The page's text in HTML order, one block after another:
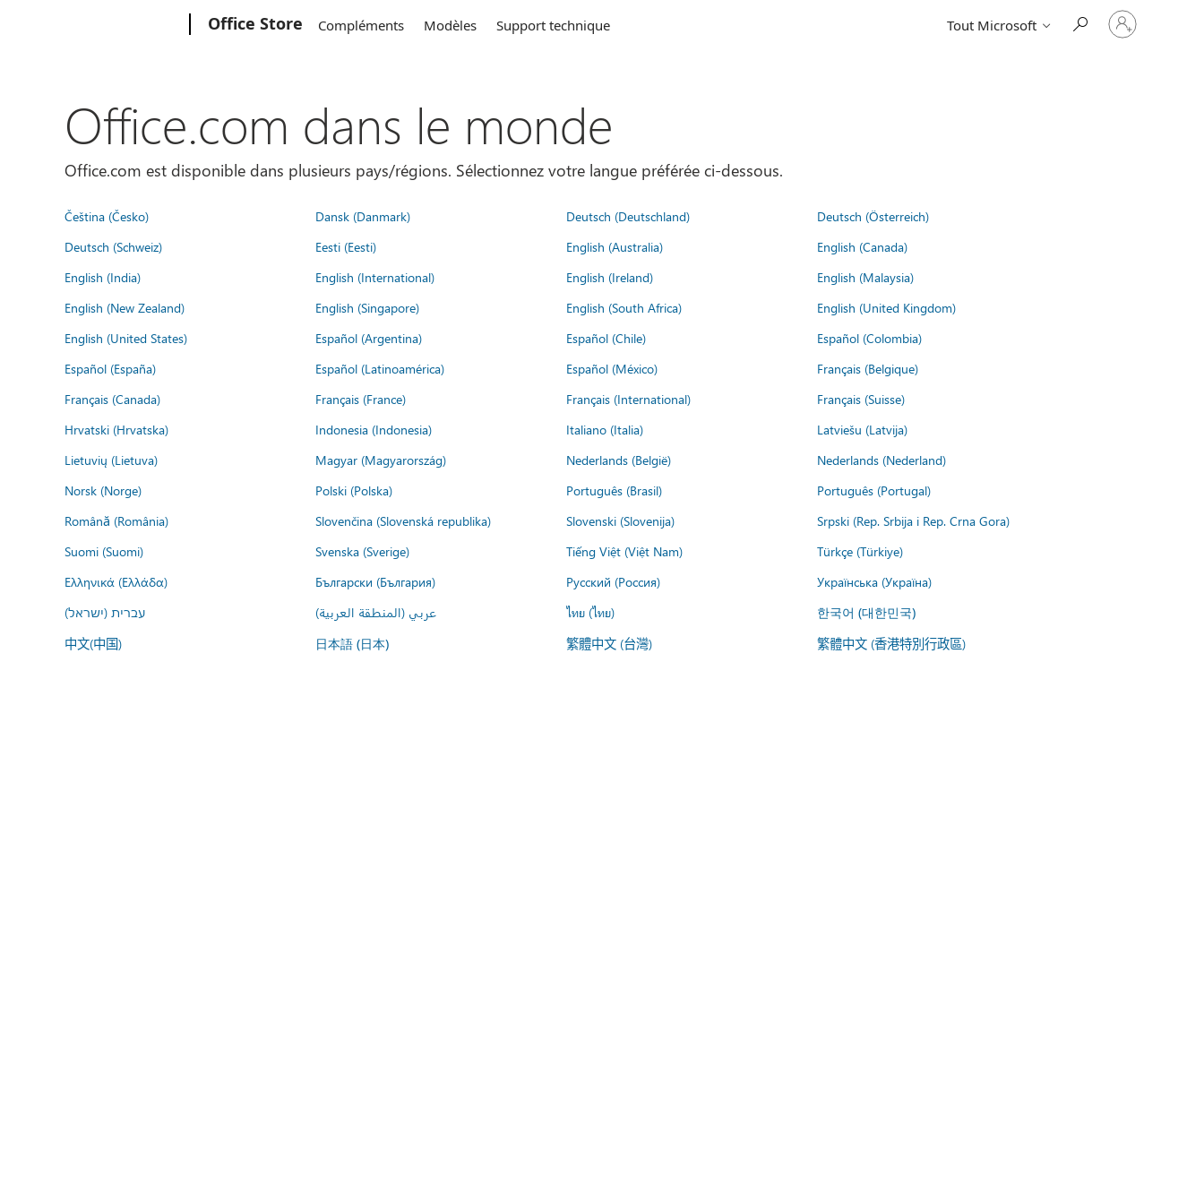
Office Store Compléments Modèles Support technique Tout Microsoft
Connectez-
vous
Office.com dans le monde
Office.com est disponible dans plusieurs pays/régions. Sélectionnez votre langue préférée ci-dessous.
Čeština (Česko) Dansk (Danmark) Deutsch (Deutschland)
Deutsch (Österreich)
Deutsch (Schweiz)
Eesti (Eesti) English (Australia)
English (Canada)
English (India)
English (International) English (Ireland)
English (Malaysia)
English (New Zealand)
English (Singapore) English (South Africa)
English (United Kingdom)
English (United States)
Español (Argentina) Español (Chile)
Español (Colombia)
Español (España)
Español (Latinoamérica) Español (México)
Français (Belgique)
Français (Canada)
Français (France) Français (International)
Français (Suisse)
Hrvatski (Hrvatska)
Indonesia (Indonesia) Italiano (Italia)
Latviešu (Latvija)
Lietuvių (Lietuva)
Magyar (Magyarország) Nederlands (België)
Nederlands (Nederland)
Norsk (Norge)
Polski (Polska) Português (Brasil)
Português (Portugal)
Română (România)
Slovenčina (Slovenská republika) Slovenski (Slovenija)
Srpski (Rep. Srbija i Rep. Crna Gora)
Suomi (Suomi)
Svenska (Sverige) Tiếng Việt (Việt Nam)
Türkçe (Türkiye)
Ελληνικά (Ελλάδα)
Български (България) Русский (Россия)
Українська (Україна)
עברית (ישראל)
عربي (المنطقة العربية) ไทย (ไทย) 한국어 (대한민국)
中文(中国) 日本語 (日本) 繁體中文 (台灣) 繁體中文 (香港特別行政區)